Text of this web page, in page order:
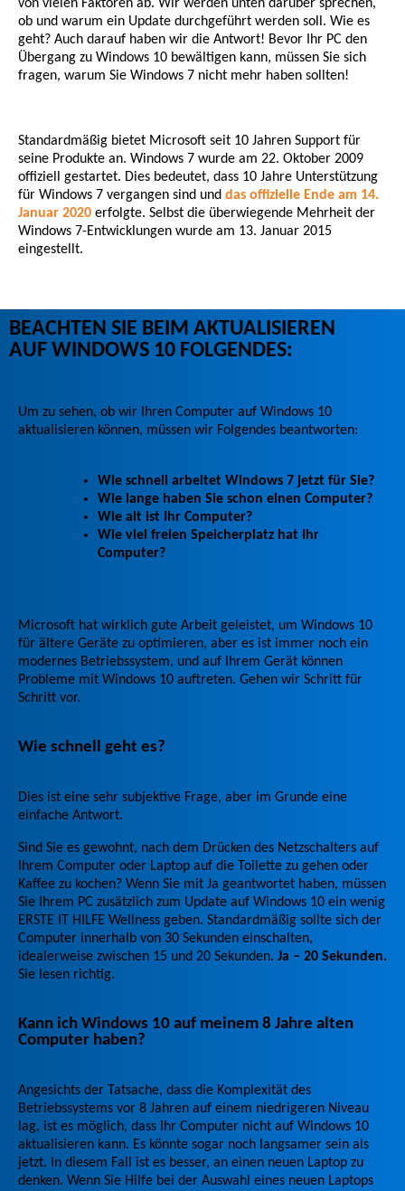
von vielen Faktoren ab. Wir werden unten darüber sprechen,
ob und warum ein Update durchgeführt werden soll. Wie es
geht? Auch darauf haben wir die Antwort! Bevor Ihr PC den
Übergang zu Windows 10 bewältigen kann, müssen Sie sich
fragen, warum Sie Windows 7 nicht mehr haben sollten!
Standardmäßig bietet Microsoft seit 10 Jahren Support für
seine Produkte an. Windows 7 wurde am 22. Oktober 2009
offiziell gestartet. Dies bedeutet, dass 10 Jahre Unterstützung
für Windows 7 vergangen sind und das offizielle Ende am 14.
Januar 2020 erfolgte. Selbst die überwiegende Mehrheit der
Windows 7-Entwicklungen wurde am 13. Januar 2015
eingestellt.
BEACHTEN SIE BEIM AKTUALISIEREN
AUF WINDOWS 10 FOLGENDES:
Um zu sehen, ob wir Ihren Computer auf Windows 10
aktualisieren können, müssen wir Folgendes beantworten:
Wie schnell arbeitet Windows 7 jetzt für Sie?
Wie lange haben Sie schon einen Computer?
Wie alt ist Ihr Computer?
Wie viel freien Speicherplatz hat Ihr
Computer?
Microsoft hat wirklich gute Arbeit geleistet, um Windows 10
für ältere Geräte zu optimieren, aber es ist immer noch ein
modernes Betriebssystem, und auf Ihrem Gerät können
Probleme mit Windows 10 auftreten. Gehen wir Schritt für
Schritt vor.
Wie schnell geht es?
Dies ist eine sehr subjektive Frage, aber im Grunde eine
einfache Antwort.
Sind Sie es gewohnt, nach dem Drücken des Netzschalters auf
Ihrem Computer oder Laptop auf die Toilette zu gehen oder
Kaffee zu kochen? Wenn Sie mit Ja geantwortet haben, müssen
Sie Ihrem PC zusätzlich zum Update auf Windows 10 ein wenig
ERSTE IT HILFE Wellness geben. Standardmäßig sollte sich der
Computer innerhalb von 30 Sekunden einschalten,
idealerweise zwischen 15 und 20 Sekunden. Ja – 20 Sekunden.
Sie lesen richtig.
Kann ich Windows 10 auf meinem 8 Jahre alten
Computer haben?
Angesichts der Tatsache, dass die Komplexität des
Betriebssystems vor 8 Jahren auf einem niedrigeren Niveau
lag, ist es möglich, dass Ihr Computer nicht auf Windows 10
aktualisieren kann. Es könnte sogar noch langsamer sein als
jetzt. In diesem Fall ist es besser, an einen neuen Laptop zu
denken. Wenn Sie Hilfe bei der Auswahl eines neuen Laptops